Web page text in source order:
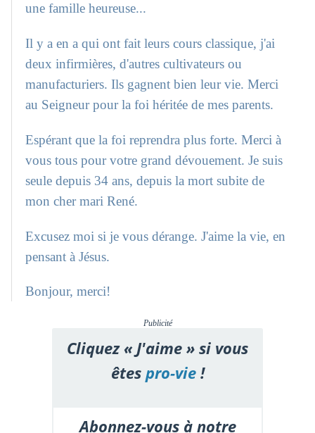
une famille heureuse...
Il y a en a qui ont fait leurs cours classique, j'ai
deux infirmières, d'autres cultivateurs ou
manufacturiers. Ils gagnent bien leur vie. Merci
au Seigneur pour la foi héritée de mes parents.
Espérant que la foi reprendra plus forte. Merci à
vous tous pour votre grand dévouement. Je suis
seule depuis 34 ans, depuis la mort subite de
mon cher mari René.
Excusez moi si je vous dérange. J'aime la vie, en
pensant à Jésus.
Bonjour, merci!
Publicité
Cliquez « J'aime » si vous
êtespro-vie!
Abonnez-vous à notre